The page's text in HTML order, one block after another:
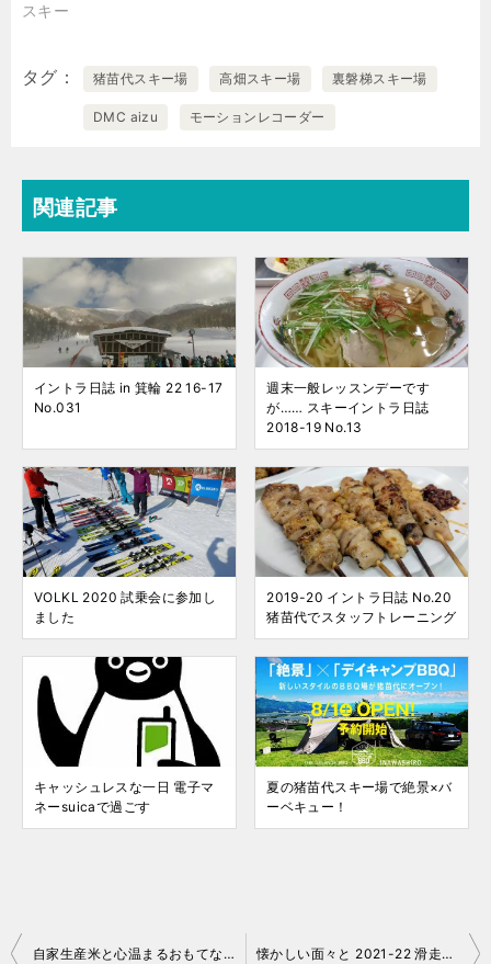
スキー
タグ 猪苗代スキー場 高畑スキー場 裏磐梯スキー場
DMC aizu モーションレコーダー
関連記事
イントラ日誌 in 箕輪 22 16-17
No.031
週末一般レッスンデーです
が…… スキーイントラ日誌
2018-19 No.13
VOLKL 2020 試乗会に参加し
ました
2019-20 イントラ日誌 No.20
猪苗代でスタッフトレーニング
キャッシュレスな一日 電子マ
ネーsuicaで過ごす
夏の猪苗代スキー場で絶景×バ
ーベキュー！
投
自家生産米と心温まるおもてなし 民宿「神田荘」さん 懐かしい面々と 2021-22 滑走日誌 No.15 猪苗代